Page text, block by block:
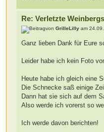
Re: Verletzte
vonGrilleLilly am
Ganz lieben Dank für Eure
Leider habe ich kein Foto
Heute habe ich gleich eine
Die Schnecke saß einige
Dann hat sie sich auf dem
Also werde ich vorerst so
Ich werde davon berichten!